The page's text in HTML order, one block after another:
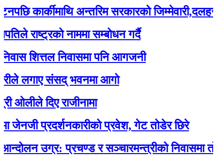
कार्कीमाथि अन्तरिम सरकारको जिम्मेवारी,दलहरू
राष्ट्रको नाममा सम्बोधन गर्दै
शित्तल निवासमा पनि आगजनी
लगाए संसद् भवनमा आगो
दिए राजीनामा
प्रदर्शनकारीको प्रवेश, गेट तोडेर छिरे
उग्र: प्रचण्ड र सञ्चारमन्त्रीको निवासमा